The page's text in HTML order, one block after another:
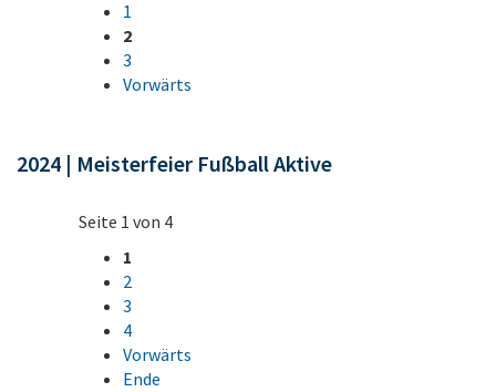
1
2
3
Vorwärts
2024 | Meisterfeier Fußball Aktive
Seite 1 von 4
1
2
3
4
Vorwärts
Ende